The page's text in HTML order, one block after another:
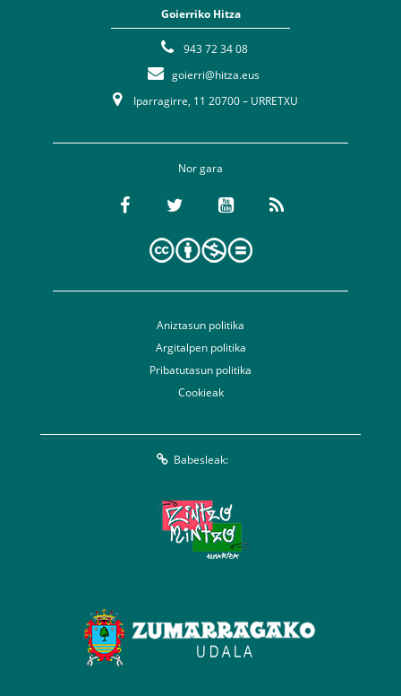
Goierriko Hitza
943 72 34 08
goierri@hitza.eus
Iparragirre, 11 20700 – URRETXU
Nor gara
Aniztasun politika
Argitalpen politika
Pribatutasun politika
Cookieak
Babesleak: